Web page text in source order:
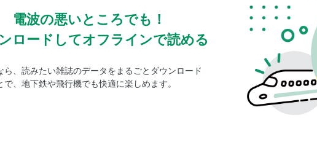
電波の悪いところでも！
ロードしてオフラインで読める
ら、読みたい雑誌のデータをまるごとダウンロード
で、地下鉄や飛行機でも快適に楽しめます。